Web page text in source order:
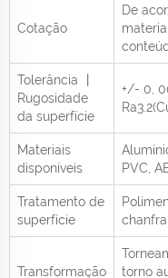
Cotação
De
Tolerância 丨
Rugosidade
da superfície
+/- 0,
Materiais
disponíveis
PVC,
Tratamento de
superfície
Transformação
torno